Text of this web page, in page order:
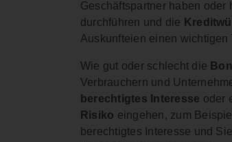
Geschäftspartner haben
durchführen und die
Auskunfteien einen wichtigen
Wie gut oder schlecht die
Verbrauchern und
berechtigtes Interesse oder
Risiko eingehen, zum
berechtigtes Interesse und